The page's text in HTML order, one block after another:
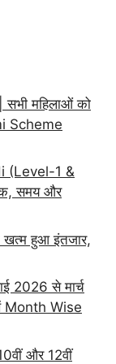
महिलाओं को
Scheme
(Level-1 &
समय और
खत्म हुआ इंतजार,
2026 से मार्च
Month Wise
और 12वीं